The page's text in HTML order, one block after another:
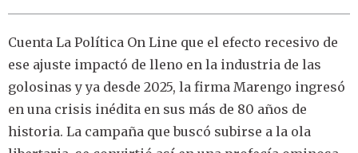
Cuenta La Política On Line que el efecto recesivo de
ese ajuste impactó de lleno en la industria de las
golosinas y ya desde 2025, la firma Marengo ingresó
en una crisis inédita en sus más de 80 años de
historia. La campaña que buscó subirse a la ola